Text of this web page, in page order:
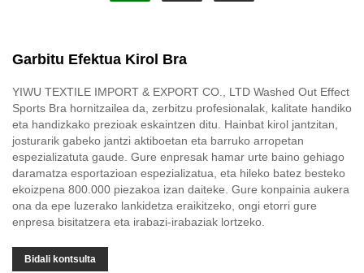
Garbitu Efektua Kirol Bra
YIWU TEXTILE IMPORT & EXPORT CO., LTD Washed Out Effect
Sports Bra hornitzailea da, zerbitzu profesionalak, kalitate handiko
eta handizkako prezioak eskaintzen ditu. Hainbat kirol jantzitan,
josturarik gabeko jantzi aktiboetan eta barruko arropetan
espezializatuta gaude. Gure enpresak hamar urte baino gehiago
daramatza esportazioan espezializatua, eta hileko batez besteko
ekoizpena 800.000 piezakoa izan daiteke. Gure konpainia aukera
ona da epe luzerako lankidetza eraikitzeko, ongi etorri gure
enpresa bisitatzera eta irabazi-irabaziak lortzeko.
Bidali kontsulta